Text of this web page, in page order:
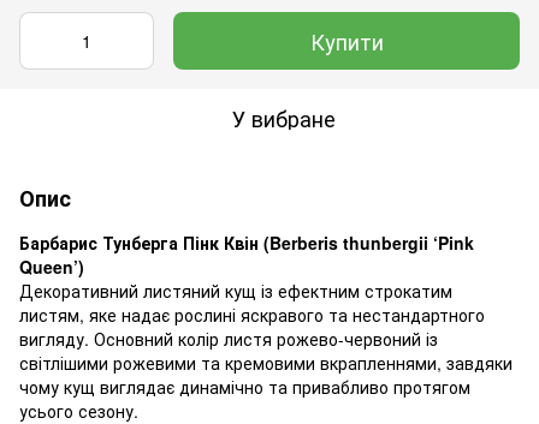
Купити
У вибране
Опис
Барбарис Тунберга Пінк Квін (Berberis thunbergii ‘Pink
Queen’)
Декоративний листяний кущ із ефектним строкатим
листям, яке надає рослині яскравого та нестандартного
вигляду. Основний колір листя рожево-червоний із
світлішими рожевими та кремовими вкрапленнями, завдяки
чому кущ виглядає динамічно та привабливо протягом
усього сезону.